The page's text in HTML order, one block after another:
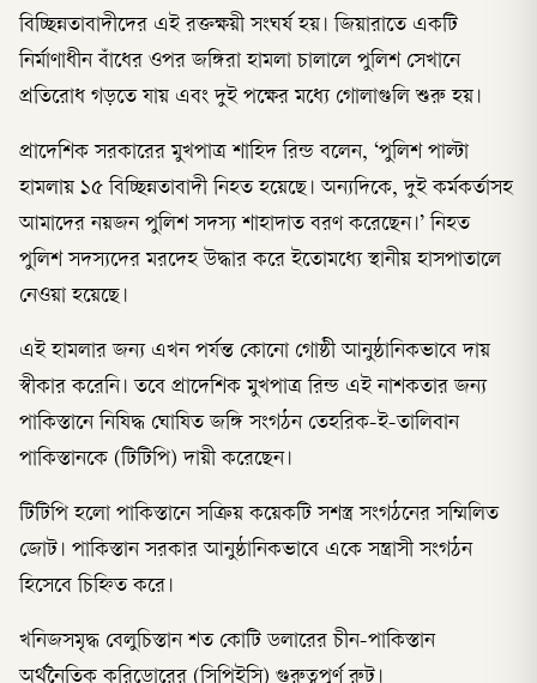
বিচ্ছিন্নতাবাদীদের এই রক্তক্ষয়ী সংঘর্ষ হয়। জিয়ারাতে একটি
নির্মাণাধীন বাঁধের ওপর জঙ্গিরা হামলা চালালে পুলিশ সেখানে
প্রতিরোধ গড়তে যায় এবং দুই পক্ষের মধ্যে গোলাগুলি শুরু হয়।
প্রাদেশিক সরকারের মুখপাত্র শাহিদ রিন্ড বলেন, ‘পুলিশ পাল্টা
হামলায় ১৫ বিচ্ছিন্নতাবাদী নিহত হয়েছে। অন্যদিকে, দুই কর্মকর্তাসহ
আমাদের নয়জন পুলিশ সদস্য শাহাদাত বরণ করেছেন।’ নিহত
পুলিশ সদস্যদের মরদেহ উদ্ধার করে ইতোমধ্যে স্থানীয় হাসপাতালে
নেওয়া হয়েছে।
এই হামলার জন্য এখন পর্যন্ত কোনো গোষ্ঠী আনুষ্ঠানিকভাবে দায়
স্বীকার করেনি। তবে প্রাদেশিক মুখপাত্র রিন্ড এই নাশকতার জন্য
পাকিস্তানে নিষিদ্ধ ঘোষিত জঙ্গি সংগঠন তেহরিক-ই-তালিবান
পাকিস্তানকে (টিটিপি) দায়ী করেছেন।
টিটিপি হলো পাকিস্তানে সক্রিয় কয়েকটি সশস্ত্র সংগঠনের সম্মিলিত
জোট। পাকিস্তান সরকার আনুষ্ঠানিকভাবে একে সন্ত্রাসী সংগঠন
হিসেবে চিহ্নিত করে।
খনিজসমৃদ্ধ বেলুচিস্তান শত কোটি ডলারের চীন-পাকিস্তান
অর্থনৈতিক করিডোরের (সিপিইসি) গুরুত্বপূর্ণ রুট।